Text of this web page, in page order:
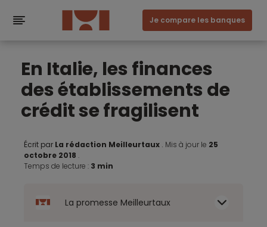
Je compare les banques
En Italie, les finances
des établissements de
crédit se fragilisent
Écrit par La rédaction Meilleurtaux . Mis à jour le 25
octobre 2018 .
Temps de lecture : 3 min
La promesse Meilleurtaux